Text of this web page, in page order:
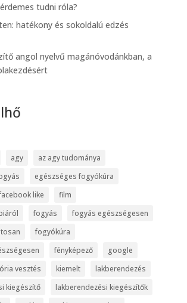
tudni róla?
hatékony és sokoldalú edzés
angol nyelvű magánóvodánkban, a
agy
az agy tudománya
egészséges fogyókúra
like
film
fogyás
fogyás egészségesen
fogyókúra
fényképező
google
vesztés kiemelt
lakberendezés
kiegészítő
lakberendezési kiegészítők